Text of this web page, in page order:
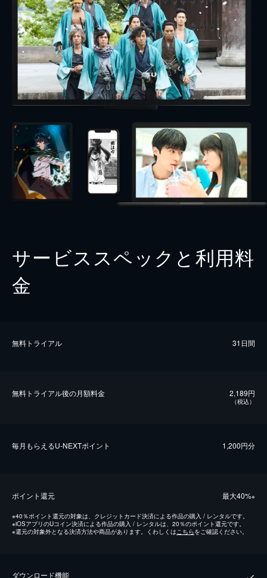
サービススペックと利用料
金
無料トライアル 31日間
無料トライアル後の⽉額料金 2,189円
（税込）
毎⽉もらえるU-NEXTポイント 1,200円分
ポイント還元 最⼤40%※
※40％ポイント還元の対象は、クレジットカード決済による作品の購入 / レンタルです。
※iOSアプリのUコイン決済による作品の購入 / レンタルは、20％のポイント還元です。
※還元の対象外となる決済方法や商品があります。くわしくはこちらをご確認ください。
ダウンロード機能